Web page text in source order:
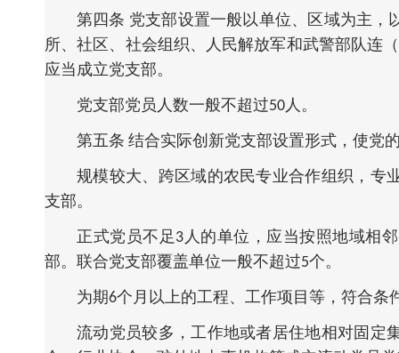
第四条 党支部设置一般以单位、区域为主
所、社区、社会组织、人民解放军和武警部队连
应当成立党支部。
党支部党员人数一般不超过50人。
第五条 结合实际创新党支部设置形式，使党
规模较大、跨区域的农民专业合作组织，专
支部。
正式党员不足3人的单位，应当按照地域相
部。联合党支部覆盖单位一般不超过5个。
为期6个月以上的工程、工作项目等，符合条
流动党员较多，工作地或者居住地相对固定